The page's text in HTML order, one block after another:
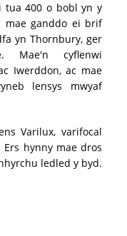
tua 400 o bobl yn y
mae ganddo ei brif
yn Thornbury, ger
Mae'n cyflenwi
Iwerddon, ac mae
lensys mwyaf
Varilux, varifocal
hynny mae dros
ledled y byd.